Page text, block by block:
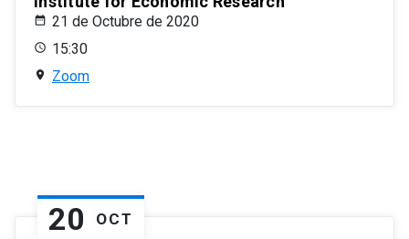
21 de Octubre de 2020
15:30
Zoom
20 OCT